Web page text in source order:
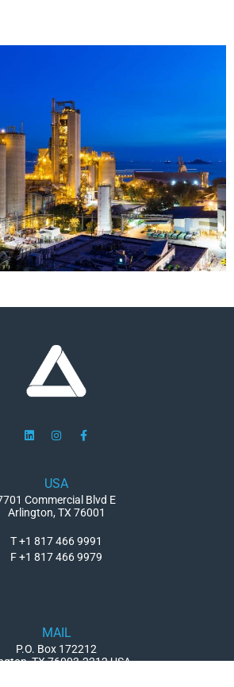
USA
Commercial Blvd E
Arlington, TX 76001
T +1 817 466 9991
F +1 817 466 9979
MAIL
P.O. Box 172212
TX 76003-2212 USA